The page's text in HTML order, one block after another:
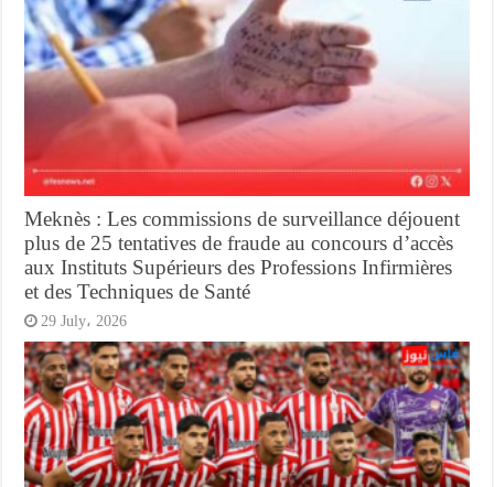
Meknès : Les commissions de surveillance déjouent
plus de 25 tentatives de fraude au concours d’accès
aux Instituts Supérieurs des Professions Infirmières
et des Techniques de Santé
29 July، 2026